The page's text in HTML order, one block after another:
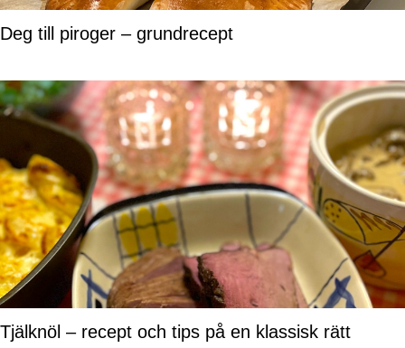
Deg till piroger – grundrecept
Tjälknöl – recept och tips på en klassisk rätt